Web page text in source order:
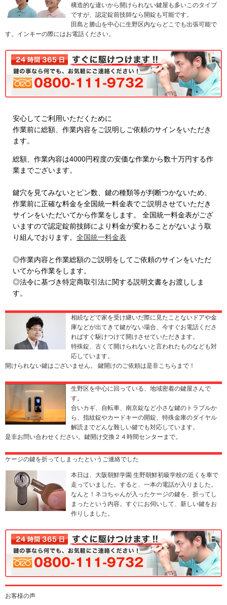
構造的な違いから開けられない鍵屋も多いこのタイプ
ですが、認定錠前技師なら開錠も可能です。
田島と勝山を中心に生野区内ならどこでも出張可能で
す。インキーの際にはお電話ください。
安心してご利用いただくために
作業前に総額、作業内容をご説明しご依頼のサインをいただき
ます。
総額、作業内容は4000円程度の安価な作業から数十万円する作
業までございます。
鍵穴を見てみないとピン数、鍵の種類等が判断つかないため、
作業前に正確な料金を全国統一料金表でご説明させていただき
サインをいただいてから作業をします。 全国統一料金表がござ
いますので認定錠前技師により料金が変わることがないよう取
り組んでおります。 全国統一料金表
◎作業内容と作業総額のご説明をしてご依頼のサインをいただ
いてから作業をします。
◎法令に基づき特定商取引法に関する説明文書をお渡ししま
す。
相続などで家を受け継いだ際に見たことないドアや金
庫などが出てきて鍵がない場合、今すぐお電話くださ
ればすぐ駆けつけて開けさせていただきます。
特殊錠、古くて開けられないと言われたものなども対
応しています。
開けられない鍵はございません。 鍵開けのご依頼は是非こちらまで！
生野区を中心に回っている、地域密着の鍵屋さんで
す。
合いカギ、自転車、南京錠など小さな鍵のトラブルか
ら、指紋錠やカードキーの開錠、特殊金庫のダイヤル
解読までどんな難しい鍵でも対応しています。
是非お問い合わせください。鍵開け交換２４時間センターまで。
ケージの鍵を折ってしまったというご連絡でした
本日は、大阪朝鮮学園 生野朝鮮初級学校の近くを車で
走っていました。すると、一本の電話が入りました。
なんと！ネコちゃんが入ったケージの鍵を、折ってし
まったという内容。すぐにお伺いして、新しい鍵をお
作りしました。
お客様の声